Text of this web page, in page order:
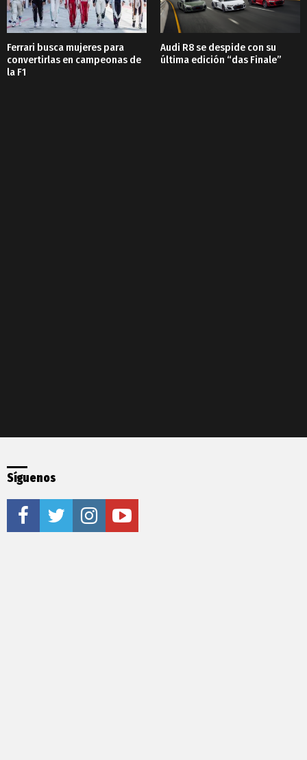
Ferrari busca mujeres para
convertirlas en campeonas de
la F1
Audi R8 se despide con su
última edición “das Finale”
Síguenos
facebooktwitter instagramyoutube